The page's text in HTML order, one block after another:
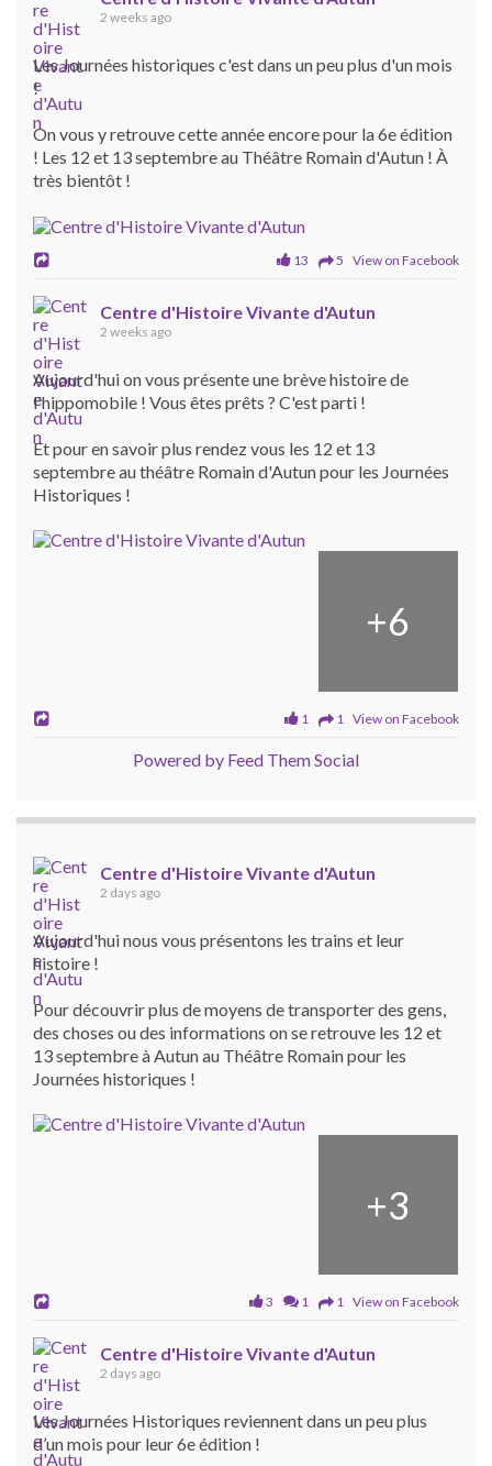
2 weeks ago
Les Journées historiques c'est dans un peu plus d'un mois
!
On vous y retrouve cette année encore pour la 6e édition
! Les 12 et 13 septembre au Théâtre Romain d'Autun ! À
très bientôt !
13 5 View on Facebook
Centre d'Histoire Vivante d'Autun
2 weeks ago
Aujourd'hui on vous présente une brève histoire de
l'hippomobile ! Vous êtes prêts ? C'est parti !
Et pour en savoir plus rendez vous les 12 et 13
septembre au théâtre Romain d'Autun pour les Journées
Historiques !
+6
1 1 View on Facebook
Powered by Feed Them Social
Centre d'Histoire Vivante d'Autun
2 days ago
Aujourd'hui nous vous présentons les trains et leur
histoire !
Pour découvrir plus de moyens de transporter des gens,
des choses ou des informations on se retrouve les 12 et
13 septembre à Autun au Théâtre Romain pour les
Journées historiques !
+3
3 1 1 View on Facebook
Centre d'Histoire Vivante d'Autun
2 days ago
Les Journées Historiques reviennent dans un peu plus
d’un mois pour leur 6e édition !